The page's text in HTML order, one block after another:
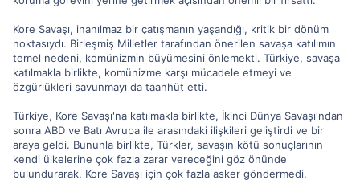
Kore Savaşı, inanılmaz bir çatışmanın yaşandığı, kritik bir dönüm
noktasıydı. Birleşmiş Milletler tarafından önerilen savaşa katılımın
temel nedeni, komünizmin büyümesini önlemekti. Türkiye, savaşa
katılmakla birlikte, komünizme karşı mücadele etmeyi ve
özgürlükleri savunmayı da taahhüt etti.
Türkiye, Kore Savaşı'na katılmakla birlikte, İkinci Dünya Savaşı'ndan
sonra ABD ve Batı Avrupa ile arasındaki ilişkileri geliştirdi ve bir
araya geldi. Bununla birlikte, Türkler, savaşın kötü sonuçlarının
kendi ülkelerine çok fazla zarar vereceğini göz önünde
bulundurarak, Kore Savaşı için çok fazla asker göndermedi.